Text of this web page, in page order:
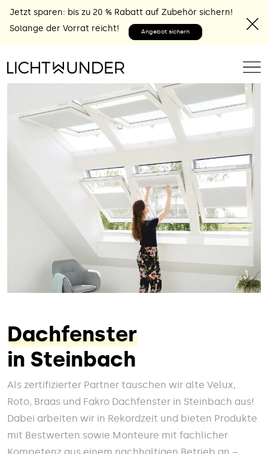
Jetzt sparen: bis zu 20 % Rabatt auf Zubehör sichern!
Solange der Vorrat reicht!
Angebot sichern
Dachfenster
in Steinbach
Als zertifizierter Partner tauschen wir alte Velux,
Roto, Braas und Fakro Dachfenster in Steinbach aus!
Dabei arbeiten wir in Rekordzeit und bieten Produkte
mit Bestwerten sowie Monteure mit fachlicher